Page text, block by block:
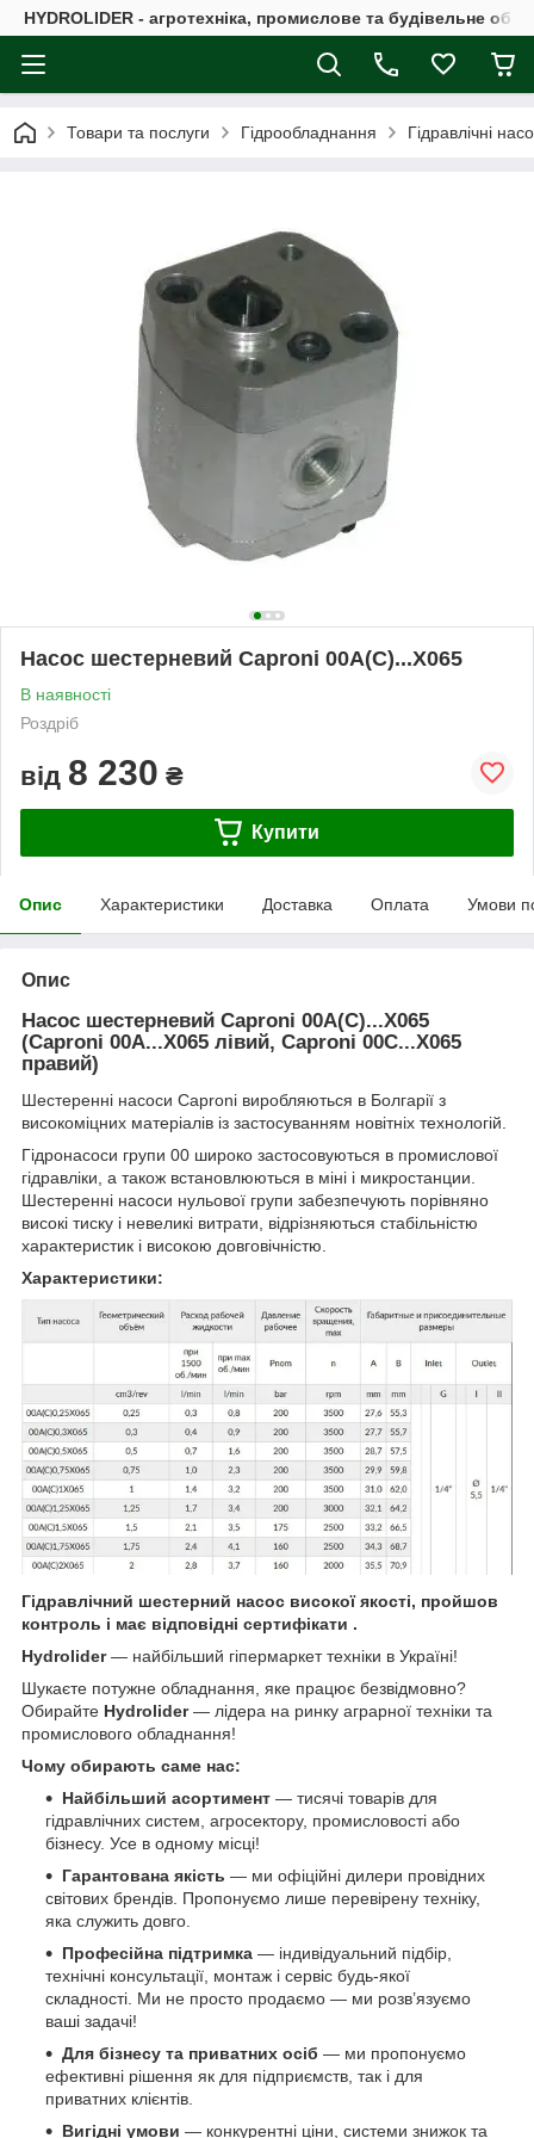
HYDROLIDER - агротехніка, промислове та будівельне
Товари та послуги Гідрообладнання Гідравлічні
Насос шестерневий Caproni 00A(C)...X065
В наявності
Роздріб
від 8 230 ₴
Купити
Опис Характеристики Доставка Оплата Умови
Опис
Насос шестерневий Caproni 00A(C)...X065
(Caproni 00A...X065 лівий, Caproni 00C...X065
правий)
Шестеренні насоси Caproni виробляються в Болгарії з
високоміцних матеріалів із застосуванням новітніх технологій.
Гідронасоси групи 00 широко застосовуються в промислової
гідравліки, а також встановлюються в міні і микростанции.
Шестеренні насоси нульової групи забезпечують порівняно
високі тиску і невеликі витрати, відрізняються стабільністю
характеристик і високою довговічністю.
Характеристики:
Гідравлічний шестерний насос високої якості, пройшов
контроль і має відповідні сертифікати .
Hydrolider— найбільший гіпермаркет техніки в Україні!
Шукаєте потужне обладнання, яке працює безвідмовно?
Обирайте Hydrolider— лідера на ринку аграрної техніки та
промислового обладнання!
Чому обирають саме нас:
Найбільший асортимент — тисячі товарів для
гідравлічних систем, агросектору, промисловості або
бізнесу. Усе в одному місці!
Гарантована якість — ми офіційні дилери провідних
світових брендів. Пропонуємо лише перевірену техніку,
яка служить довго.
Професійна підтримка — індивідуальний підбір,
технічні консультації, монтаж і сервіс будь-якої
складності. Ми не просто продаємо — ми розв’язуємо
ваші задачі!
Для бізнесу та приватних осіб — ми пропонуємо
ефективні рішення як для підприємств, так і для
приватних клієнтів.
Вигідні умови — конкурентні ціни, системи знижок та